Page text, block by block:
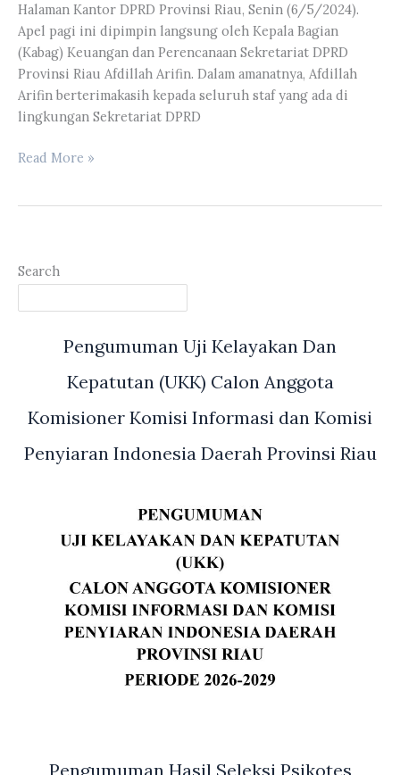
Administrasi
Negara
UIN
Suska
Riau
Halaman Kantor DPRD Provinsi Riau, Senin (6/5/2024).
Apel pagi ini dipimpin langsung oleh Kepala Bagian
(Kabag) Keuangan dan Perencanaan Sekretariat DPRD
Provinsi Riau Afdillah Arifin. Dalam amanatnya, Afdillah
Arifin berterimakasih kepada seluruh staf yang ada di
lingkungan Sekretariat DPRD
Apel
Read More »
Search
Pengumuman Uji Kelayakan Dan
Kepatutan (UKK) Calon Anggota
Komisioner Komisi Informasi dan Komisi
Penyiaran Indonesia Daerah Provinsi Riau
Pengumuman Hasil Seleksi Psikotes